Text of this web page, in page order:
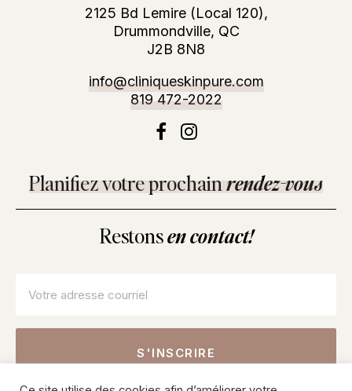
2125 Bd Lemire (Local 120),
Drummondville, QC
J2B 8N8
info@cliniqueskinpure.com
819 472-2022
Planifiez votre prochainrendez-vous
Restonsen contact!